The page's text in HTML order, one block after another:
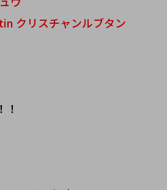
クリスチャンルブタン
！